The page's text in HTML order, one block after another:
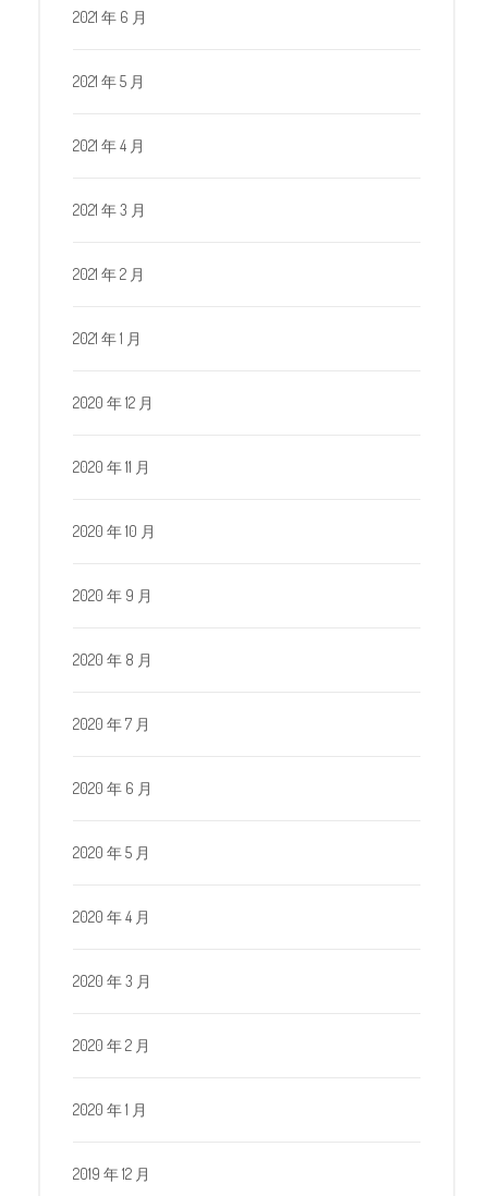
2021 年 6 月
2021 年 5 月
2021 年 4 月
2021 年 3 月
2021 年 2 月
2021 年 1 月
2020 年 12 月
2020 年 11 月
2020 年 10 月
2020 年 9 月
2020 年 8 月
2020 年 7 月
2020 年 6 月
2020 年 5 月
2020 年 4 月
2020 年 3 月
2020 年 2 月
2020 年 1 月
2019 年 12 月